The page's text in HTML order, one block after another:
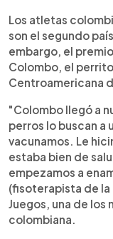
Los atletas
son el segundo
embargo, el
Colombo, el
Centroamericana
"Colombo llegó a
perros lo buscan a
vacunamos. Le
estaba bien de
empezamos a
(fisoterapista de
Juegos, una de los
colombiana.